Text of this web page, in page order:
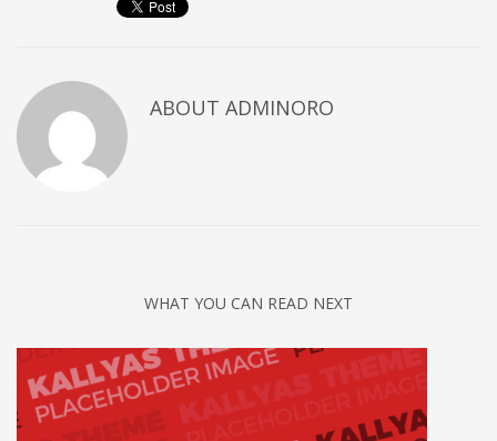
ABOUT ADMINORO
WHAT YOU CAN READ NEXT